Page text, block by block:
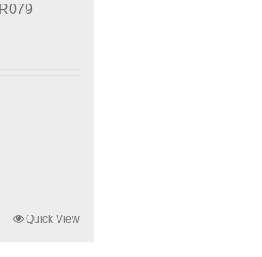
Quick View